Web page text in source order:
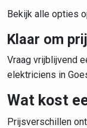
Bekijk alle opties
Klaar om
Vraag vrijblijvend
elektriciens in
Wat kost
Prijsverschillen